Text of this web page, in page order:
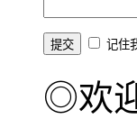
记住
◎欢